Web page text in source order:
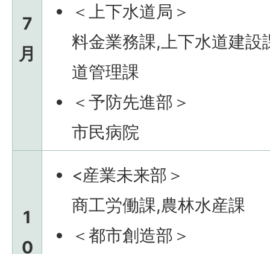
7
月
＜上下水道局＞
料金業務課,上下水道建設
道管理課
＜予防先進部＞
市民病院
1
0
<産業未来部＞
商工労働課,農林水産課
＜都市創造部＞